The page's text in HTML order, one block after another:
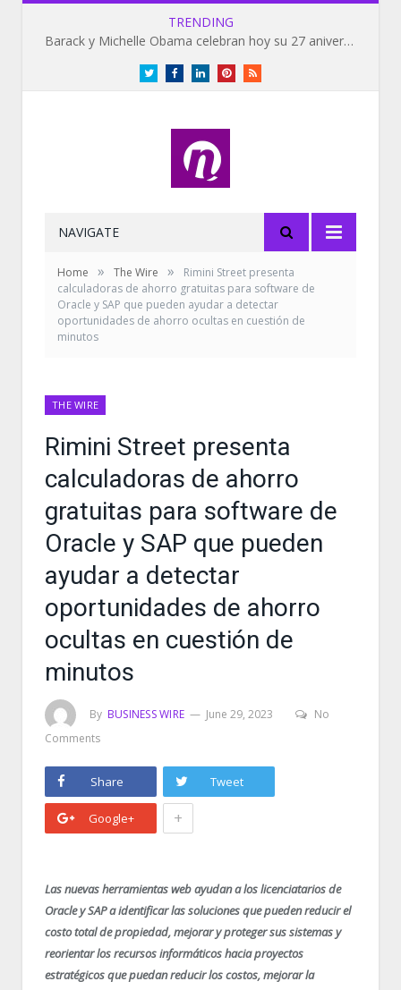
TRENDING
Barack y Michelle Obama celebran hoy su 27 aniversario de bodas
TwitterFacebookLinkedInPinterestRSS
NAVIGATE
Home » The Wire »
Rimini Street presenta
calculadoras de ahorro gratuitas para software de
Oracle y SAP que pueden ayudar a detectar
oportunidades de ahorro ocultas en cuestión de
minutos
THE WIRE
Rimini Street presenta
calculadoras de ahorro
gratuitas para software de
Oracle y SAP que pueden
ayudar a detectar
oportunidades de ahorro
ocultas en cuestión de
minutos
By BUSINESS WIRE June 29, 2023
No
Comments
Share Tweet
Google+ +
Las nuevas herramientas web ayudan a los licenciatarios de
Oracle y SAP a identificar las soluciones que pueden reducir el
costo total de propiedad, mejorar y proteger sus sistemas y
reorientar los recursos informáticos hacia proyectos
estratégicos que puedan reducir los costos, mejorar la